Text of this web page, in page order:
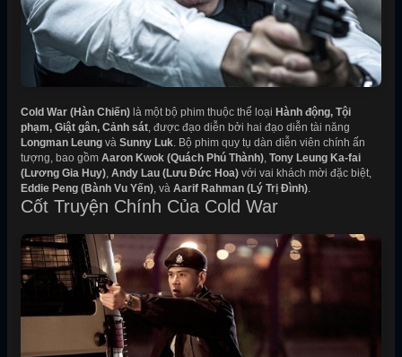
Cold War (Hàn Chiến) là một bộ phim thuộc thể loại Hành động, Tội
phạm, Giật gân, Cảnh sát , được đạo diễn bởi hai đạo diễn tài năng
Longman Leung và Sunny Luk . Bộ phim quy tụ dàn diễn viên chính ấn
tượng, bao gồm Aaron Kwok (Quách Phú Thành) Tony Leung Ka-fai
(Lương Gia Huy) Andy Lau (Lưu Đức Hoa) với vai khách mời đặc biệt,
Eddie Peng (Bành Vu Yến) , và Aarif Rahman (Lý Trị Đình)
Cốt Truyện Chính Của Cold War